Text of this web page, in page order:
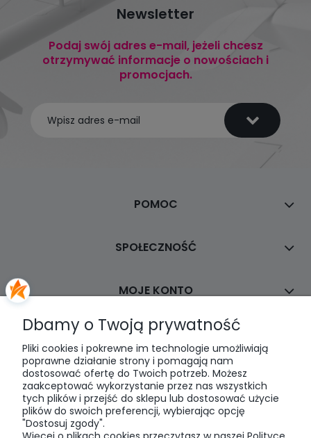
Newsletter
Podaj swój adres e-mail, jeżeli chcesz
otrzymywać informacje o nowościach i
promocjach.
POMOC
SPOŁECZNOŚĆ
MOJE KONTO
PŁATNOŚCI I DOSTAWA
INFORMACJE
O NAS
Dbamy o Twoją prywatność
Pliki cookies i pokrewne im technologie umożliwiają
poprawne działanie strony i pomagają nam
dostosować ofertę do Twoich potrzeb. Możesz
zaakceptować wykorzystanie przez nas wszystkich
tych plików i przejść do sklepu lub dostosować użycie
plików do swoich preferencji, wybierając opcję
"Dostosuj zgody".